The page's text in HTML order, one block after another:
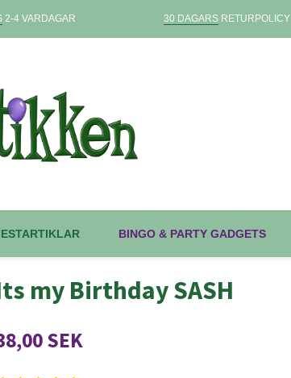
2-4 VARDAGAR 30 DAGARSRETURPOLICY
BINGO & PARTY GADGETS
my Birthday SASH
SEK